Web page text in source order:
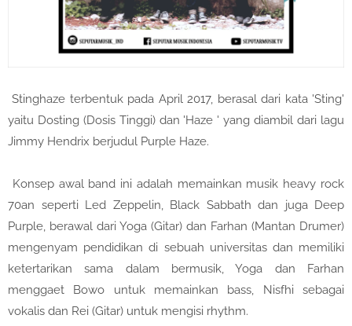
Stinghaze terbentuk pada April 2017, berasal dari kata 'Sting'
yaitu Dosting (Dosis Tinggi) dan 'Haze ' yang diambil dari lagu
Jimmy Hendrix berjudul Purple Haze.
Konsep awal band ini adalah memainkan musik heavy rock
70an seperti Led Zeppelin, Black Sabbath dan juga Deep
Purple, berawal dari Yoga (Gitar) dan Farhan (Mantan Drumer)
mengenyam pendidikan di sebuah universitas dan memiliki
ketertarikan sama dalam bermusik, Yoga dan Farhan
menggaet Bowo untuk memainkan bass, Nisfhi sebagai
vokalis dan Rei (Gitar) untuk mengisi rhythm.